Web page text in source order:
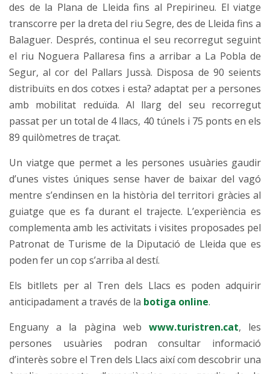
des de la Plana de Lleida fins al Prepirineu. El viatge
transcorre per la dreta del riu Segre, des de Lleida fins a
Balaguer. Després, continua el seu recorregut seguint
el riu Noguera Pallaresa fins a arribar a La Pobla de
Segur, al cor del Pallars Jussà. Disposa de 90 seients
distribuïts en dos cotxes i esta? adaptat per a persones
amb mobilitat reduïda. Al llarg del seu recorregut
passat per un total de 4 llacs, 40 túnels i 75 ponts en els
89 quilòmetres de traçat.
Un viatge que permet a les persones usuàries gaudir
d’unes vistes úniques sense haver de baixar del vagó
mentre s’endinsen en la història del territori gràcies al
guiatge que es fa durant el trajecte. L’experiència es
complementa amb les activitats i visites proposades pel
Patronat de Turisme de la Diputació de Lleida que es
poden fer un cop s’arriba al destí.
Els bitllets per al Tren dels Llacs es poden adquirir
anticipadament a través de la botiga online.
Enguany a la pàgina web www.turistren.cat, les
persones usuàries podran consultar informació
d’interès sobre el Tren dels Llacs així com descobrir una